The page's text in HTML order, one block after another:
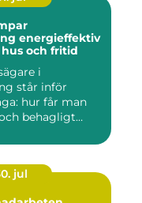
och fritid
i
står inför
hur får man
behagligt
jul